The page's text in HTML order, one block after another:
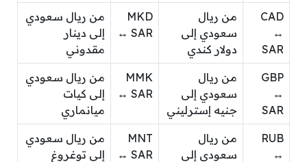
CAD
↔
SAR
من ريال
سعودي إلى
دولار كندي
MKD
↔ SAR
من ريال سعودي
إلى دينار
مقدوني
GBP
↔
SAR
من ريال
سعودي إلى
جنيه إسترليني
MMK
↔ SAR
من ريال سعودي
إلى كيات
ميانماري
RUB
↔
من ريال
سعودي إلى
MNT
↔ SAR
من ريال سعودي
إلى توغروغ